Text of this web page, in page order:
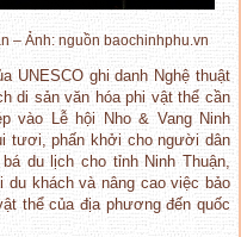
– Ảnh: nguồn baochinhphu.vn
UNESCO ghi danh Nghệ thuật
di sản văn hóa phi vật thể cần
vào Lễ hội Nho & Vang Ninh
tươi, phấn khởi cho người dân
du lịch cho tỉnh Ninh Thuận,
khách và nâng cao việc bảo
thể của địa phương đến quốc